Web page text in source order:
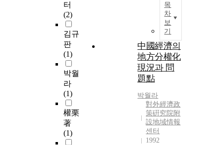
터
(2)
김규
판
(1)
박월
라
(1)
權栗
著
(1)
목
차
보
기
中國經濟의
地方分權化
現況과 問
題點
박월라
對外經濟政
策硏究院附
設地域情報
센터
1992